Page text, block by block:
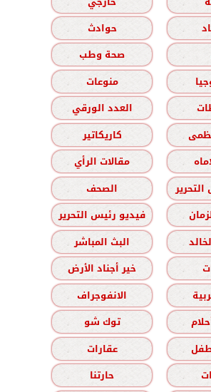
حوادث
صحة وطب
منوعات
العدد الورقي
كاريكاتير
مقالات الرأي
الصحف
فيديو رئيس التحرير
البث المباشر
خير أجناد الأرض
الانفوجراف
توك شو
عقارات
حارتنا